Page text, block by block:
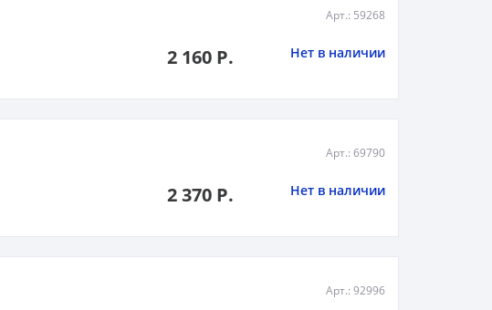
Арт.: 59268
2 160 Р. Нет в наличии
Арт.: 69790
2 370 Р. Нет в наличии
Арт.: 92996